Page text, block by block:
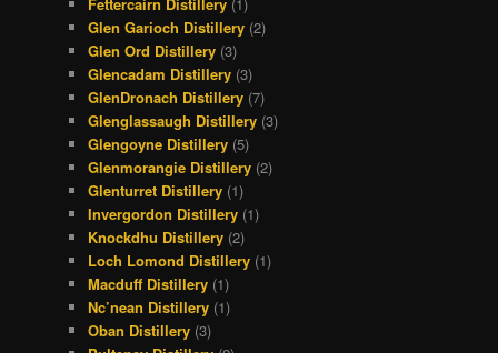
Glen Garioch Distillery (2)
Glen Ord Distillery (3)
Glencadam Distillery (3)
GlenDronach Distillery (7)
Glenglassaugh Distillery (3)
Glengoyne Distillery (5)
Glenmorangie Distillery (2)
Glenturret Distillery (1)
Invergordon Distillery (1)
Knockdhu Distillery (2)
Loch Lomond Distillery (1)
Macduff Distillery (1)
Nc’nean Distillery (1)
Oban Distillery (3)